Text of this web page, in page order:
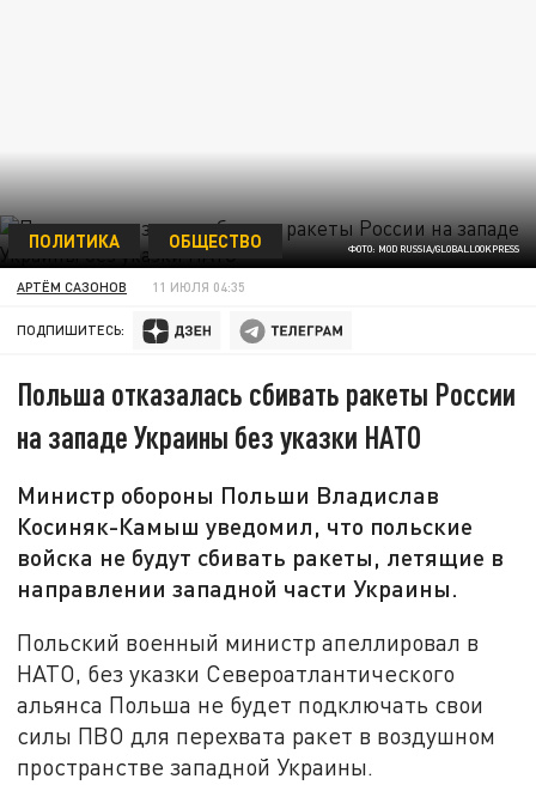
ФОТО: MOD RUSSIA/GLOBALLOOKPRESS
ПОЛИТИКА ОБЩЕСТВО
АРТЁМ САЗОНОВ 11 ИЮЛЯ 04:35
ПОДПИШИТЕСЬ:
Польша отказалась сбивать ракеты России
на западе Украины без указки НАТО
Министр обороны Польши Владислав
Косиняк-Камыш уведомил, что польские
войска не будут сбивать ракеты, летящие в
направлении западной части Украины.
Польский военный министр апеллировал в
НАТО, без указки Североатлантического
альянса Польша не будет подключать свои
силы ПВО для перехвата ракет в воздушном
пространстве западной Украины.